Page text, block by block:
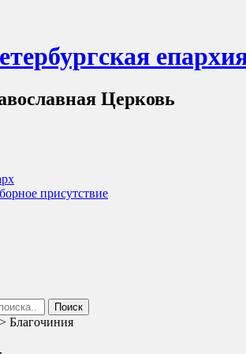
Церковь
присутствие
> Благочиния